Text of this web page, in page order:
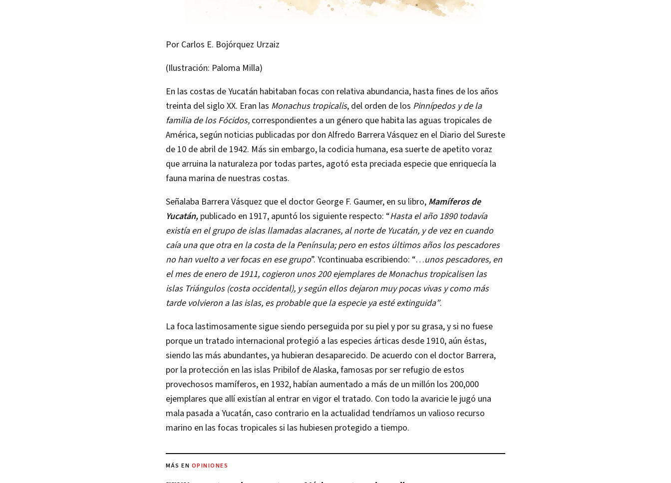
Por Carlos E. Bojórquez Urzaiz
(Ilustración: Paloma Milla)
En las costas de Yucatán habitaban focas con relativa abundancia, hasta fines de los años
treinta del siglo XX. Eran las Monachus tropicalis, del orden de los Pinnípedos y de la
familia de los Fócidos, correspondientes a un género que habita las aguas tropicales de
América, según noticias publicadas por don Alfredo Barrera Vásquez en el Diario del Sureste
de 10 de abril de 1942. Más sin embargo, la codicia humana, esa suerte de apetito voraz
que arruina la naturaleza por todas partes, agotó esta preciada especie que enriquecía la
fauna marina de nuestras costas.
Señalaba Barrera Vásquez que el doctor George F. Gaumer, en su libro, Mamíferos de
Yucatán, publicado en 1917, apuntó los siguiente respecto: “Hasta el año 1890 todavía
existía en el grupo de islas llamadas alacranes, al norte de Yucatán, y de vez en cuando
caía una que otra en la costa de la Península; pero en estos últimos años los pescadores
no han vuelto a ver focas en ese grupo”. Ycontinuaba escribiendo: “…unos pescadores, en
el mes de enero de 1911, cogieron unos 200 ejemplares de Monachus tropicalisen las
islas Triángulos (costa occidental), y según ellos dejaron muy pocas vivas y como más
tarde volvieron a las islas, es probable que la especie ya esté extinguida”.
La foca lastimosamente sigue siendo perseguida por su piel y por su grasa, y si no fuese
porque un tratado internacional protegió a las especies árticas desde 1910, aún éstas,
siendo las más abundantes, ya hubieran desaparecido. De acuerdo con el doctor Barrera,
por la protección en las islas Pribilof de Alaska, famosas por ser refugio de estos
provechosos mamíferos, en 1932, habían aumentado a más de un millón los 200,000
ejemplares que allí existían al entrar en vigor el tratado. Con todo la avaricie le jugó una
mala pasada a Yucatán, caso contrario en la actualidad tendríamos un valioso recurso
marino en las focas tropicales si las hubiesen protegido a tiempo.
MÁS EN OPINIONES